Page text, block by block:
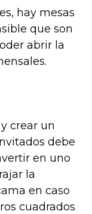
hay mesas
que son
abrir la
crear un
debe
en uno
la
en caso
cuadrados